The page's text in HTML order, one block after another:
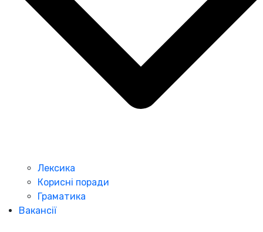
Лексика
Корисні поради
Граматика
Вакансії